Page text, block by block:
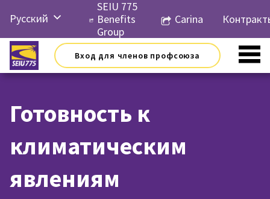
Русский
English
Español
한국어
Tiếng
Việt
SEIU 775
Benefits
Group
Carina
Вход для членов профсоюза
Готовность к
климатическим
явлениям